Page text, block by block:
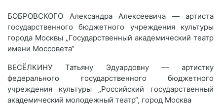
БОБРОВСКОГО Александра Алексеевича — артиста
государственного бюджетного учреждения культуры
города Москвы „Государственный академический театр
имени Моссовета“
ВЕСЁЛКИНУ Татьяну Эдуардовну — артистку
федерального государственного бюджетного
учреждения культуры „Российский государственный
академический молодежный театр“, город Москва